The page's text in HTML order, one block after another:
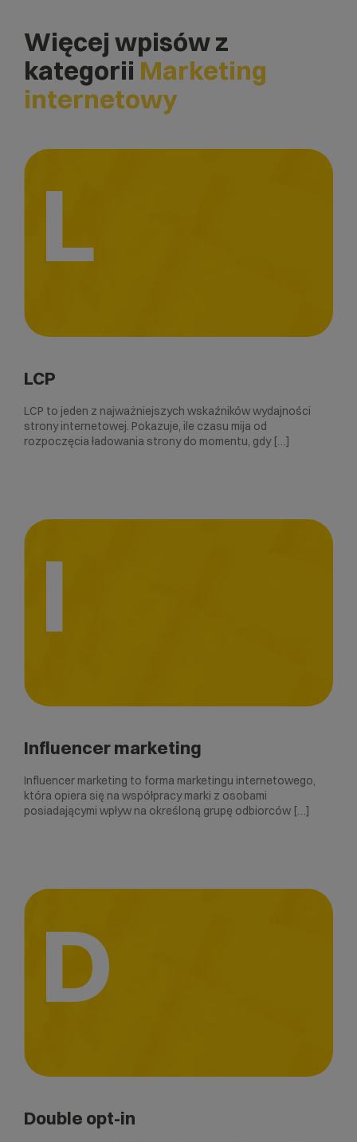
Więcej wpisów z
kategorii Marketing
internetowy
L
LCP
LCP to jeden z najważniejszych wskaźników wydajności
strony internetowej. Pokazuje, ile czasu mija od
rozpoczęcia ładowania strony do momentu, gdy […]
I
Influencer marketing
Influencer marketing to forma marketingu internetowego,
która opiera się na współpracy marki z osobami
posiadającymi wpływ na określoną grupę odbiorców […]
D
Double opt-in